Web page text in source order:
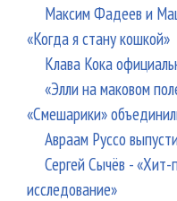
Максим Фадеев и
«Когда я стану кошкой»
Клава Кока
«Элли на маковом
«Смешарики»
Авраам Руссо
Сергей Сычёв -
исследование»